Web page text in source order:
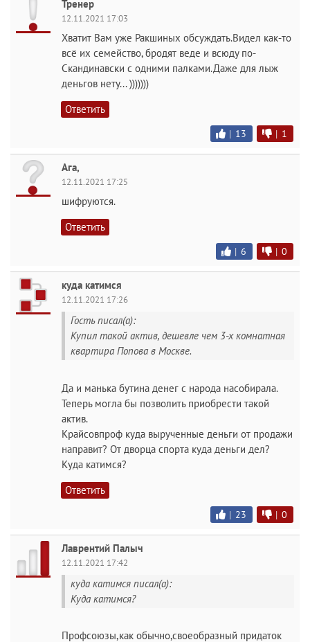
Тренер
12.11.2021 17:03
Хватит Вам уже Ракшиных обсуждать.Видел как-то
всё их семейство, бродят веде и всюду по-
Скандинавски с одними палками.Даже для лыж
деньгов нету... )))))))
Ответить
| 13 | 1
Ага,
12.11.2021 17:25
шифруются.
Ответить
| 6 | 0
куда катимся
12.11.2021 17:26
Гость писал(а):
Купил такой актив, дешевле чем 3-х комнатная
квартира Попова в Москве.
Да и манька бутина денег с народа насобирала.
Теперь могла бы позволить приобрести такой
актив.
Крайсовпроф куда вырученные деньги от продажи
направит? От дворца спорта куда деньги дел?
Куда катимся?
Ответить
| 23 | 0
Лаврентий Палыч
12.11.2021 17:42
куда катимся писал(а):
Куда катимся?
Профсоюзы,как обычно,своеобразный придаток